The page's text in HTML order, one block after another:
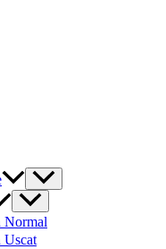
Menu
Toggle
Menu
Toggle
Normal
Uscat